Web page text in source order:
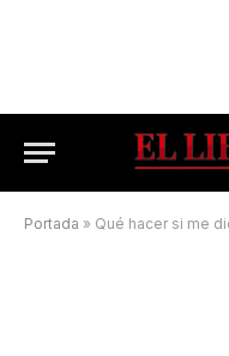
Portada » Qué hacer si me